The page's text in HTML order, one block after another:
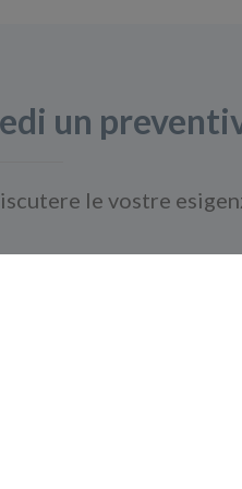
un
le vostre